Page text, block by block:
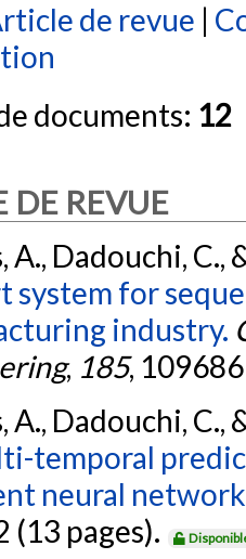
de revue |
documents: 12
DE REVUE
A., Dadouchi, C.,
system for
industry.
, 185,
A., Dadouchi, C.,
temporal
neural
(13 pages).